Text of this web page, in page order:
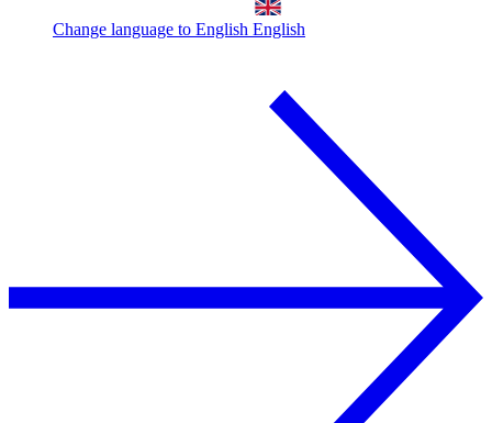
Change language to English English